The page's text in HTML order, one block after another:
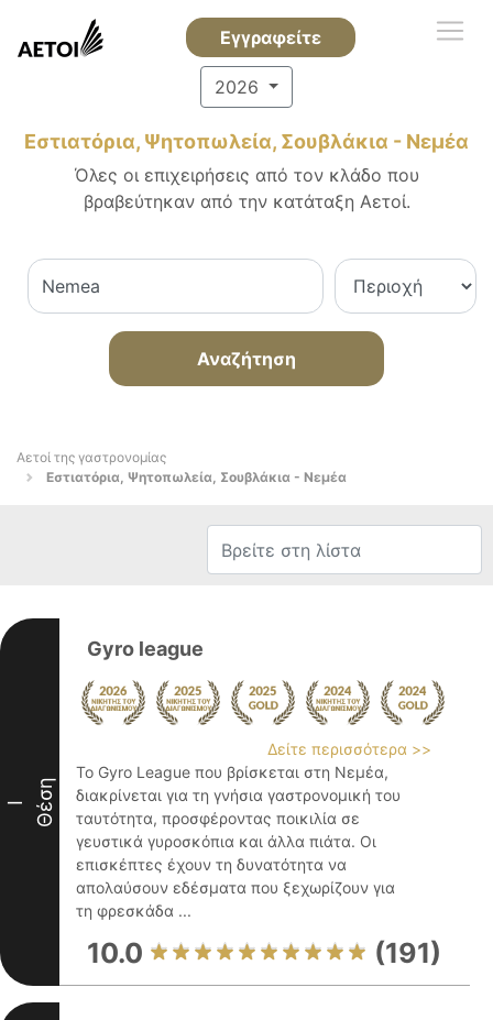
Εγγραφείτε
2026
Εστιατόρια, Ψητοπωλεία, Σουβλάκια - Νεμέα
Όλες οι επιχειρήσεις από τον κλάδο που
βραβεύτηκαν από την κατάταξη Αετοί.
Αναζήτηση
Αετοί της γαστρονομίας
Εστιατόρια, Ψητοπωλεία, Σουβλάκια - Νεμέα
I Θέση
Gyro league
Δείτε περισσότερα >>
Το Gyro League που βρίσκεται στη Νεμέα,
διακρίνεται για τη γνήσια γαστρονομική του
ταυτότητα, προσφέροντας ποικιλία σε
γευστικά γυροσκόπια και άλλα πιάτα. Οι
επισκέπτες έχουν τη δυνατότητα να
απολαύσουν εδέσματα που ξεχωρίζουν για
τη φρεσκάδα ...
10.0 (191)